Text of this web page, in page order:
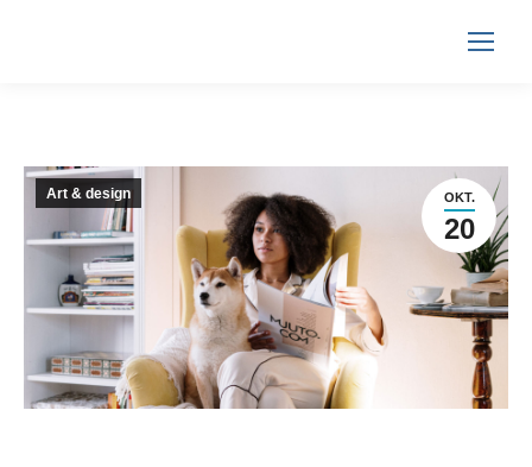
OKT.
20
Art & design